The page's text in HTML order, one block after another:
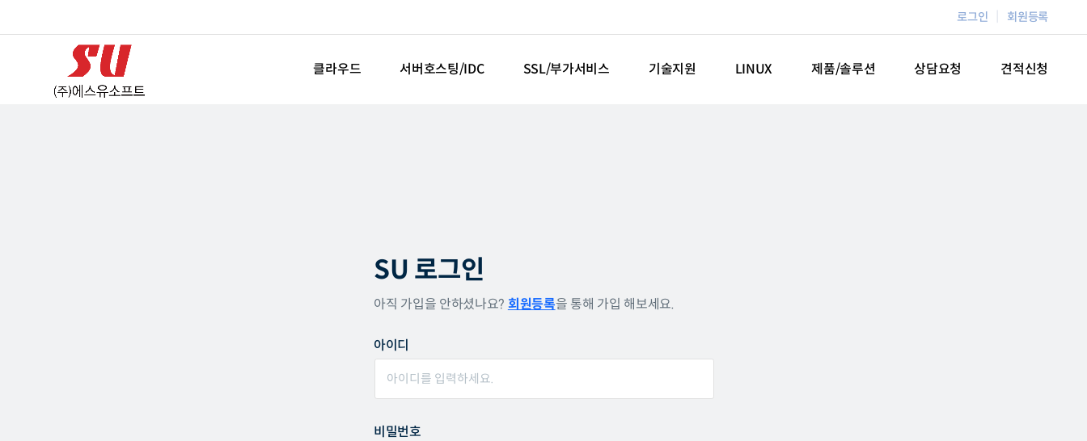
로그인 회원등록
클라우드 서버호스팅/IDC SSL/부가서비스 기술지원 LINUX 제품/솔루션 상담요청 견적신청
상단메뉴
SU 로그인
아직 가입을 안하셨나요? 회원등록을 통해 가입 해보세요.
아이디
비밀번호